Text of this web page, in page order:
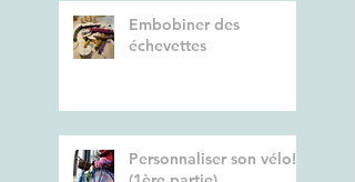
Embobiner des
échevettes
Personnaliser son vélo!